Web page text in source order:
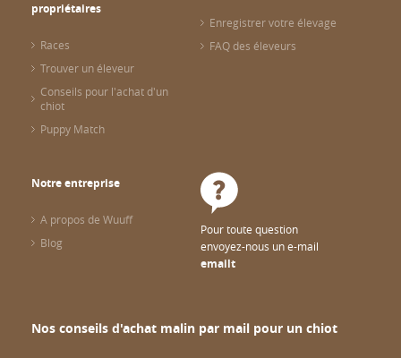
propriétaires
Races
Trouver un éleveur
Conseils pour l'achat d'un
chiot
Puppy Match
Enregistrer votre élevage
FAQ des éleveurs
Notre entreprise
A propos de Wuuff
Blog
Pour toute question
envoyez-nous un e-mail
emailt
Nos conseils d'achat malin par mail pour un chiot